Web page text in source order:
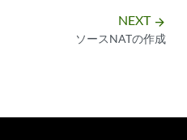
NEXT arrow_forward
ソースNATの作成